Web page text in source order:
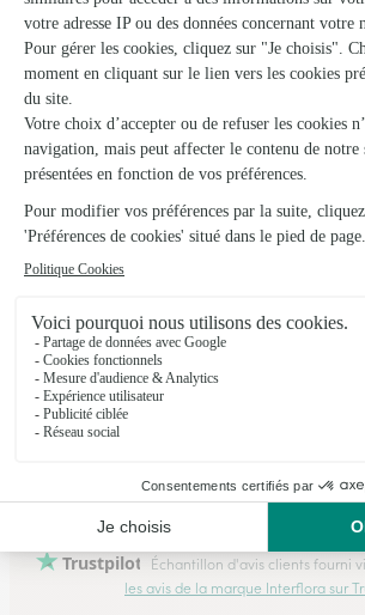
Très rapide,je recommande.
Très rapide,je recommande.
05/01/2026
★ ★ ★ ★ ★
Les bouquets sont magnifiques et la…
Les bouquets sont magnifiques et la livraison
★ ★ ★ ★ ★
Rapide et facile
Trustpilot Échantillon d'avis clients fourni
les avis de la marque Interflora sur